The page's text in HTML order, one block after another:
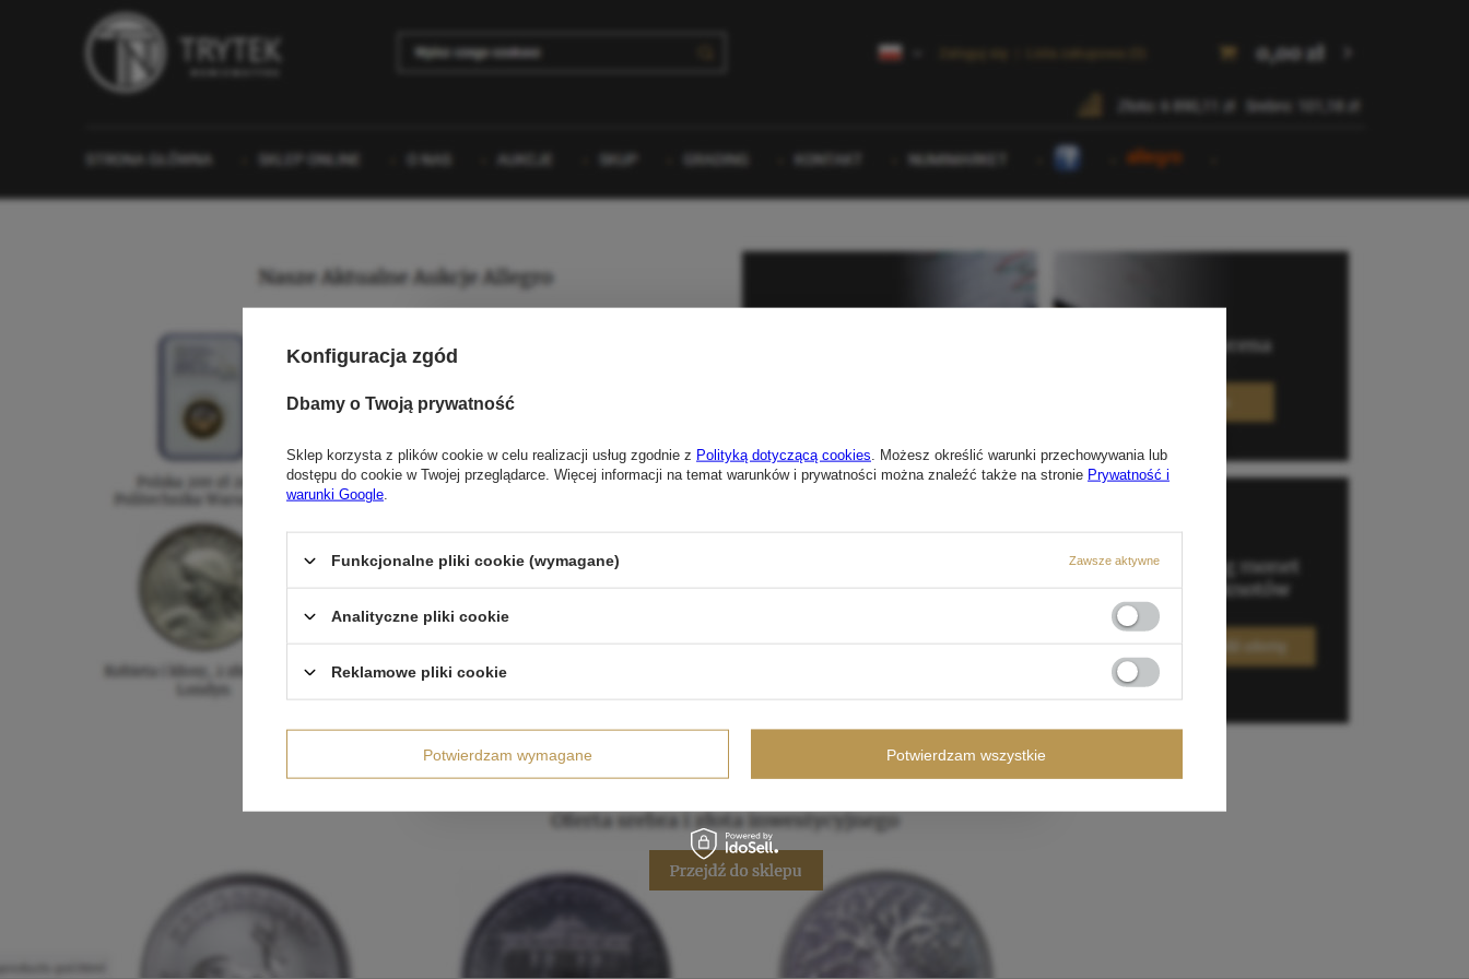
Konfiguracja zgód
Dbamy o Twoją prywatność
Sklep korzysta z plików cookie w celu realizacji usług zgodnie z Polityką dotyczącą cookies . Możesz określić warunki przechowywania lub
dostępu do cookie w Twojej przeglądarce. Więcej informacji na temat warunków i prywatności można znaleźć także na stronie Prywatność i
warunki Google
Funkcjonalne pliki cookie (wymagane) Zawsze aktywne
Analityczne pliki cookie
Reklamowe pliki cookie
Potwierdzam wymagane Potwierdzam wszystkie